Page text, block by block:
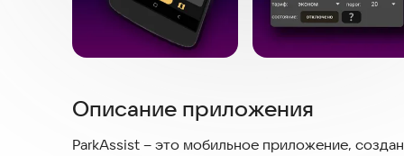
Описание приложения
ParkAssist – это мобильное приложение,